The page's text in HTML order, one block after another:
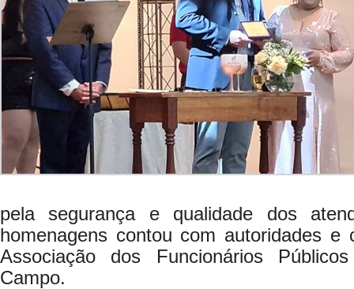
pela segurança e qualidade dos
homenagens contou com autoridades e
Associação dos Funcionários
Campo.